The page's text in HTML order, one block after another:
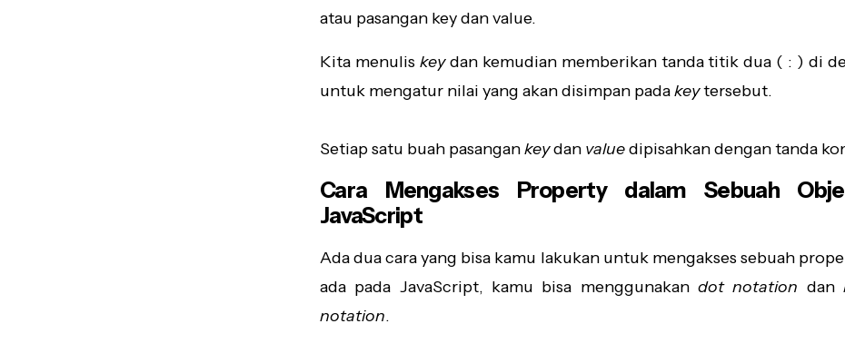
atau pasangan key dan value.
Kita menulis keydan kemudian memberikan tanda titik dua ( : ) di
untuk mengatur nilai yang akan disimpan padakeytersebut.
Setiap satu buah pasangankeydan valuedipisahkan dengan tanda
Cara Mengakses Property dalam Sebuah
JavaScript
Ada dua cara yang bisa kamu lakukan untuk mengakses sebuah
ada pada JavaScript, kamu bisa menggunakan dot notation dan
notation.